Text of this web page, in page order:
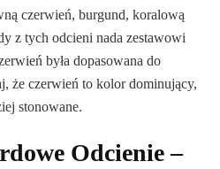
czerwień, burgund, koralową
z tych odcieni nada zestawowi
była dopasowana do
że czerwień to kolor dominujący,
stonowane.
Odcienie –